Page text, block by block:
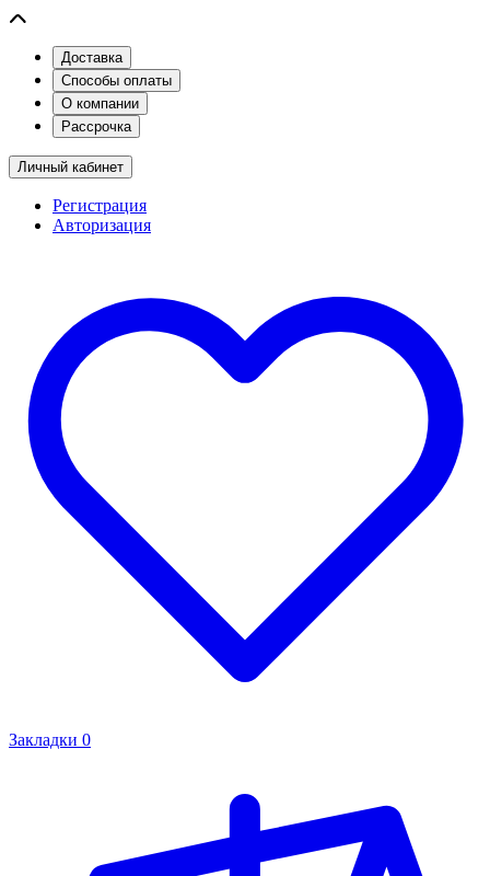
Доставка
Способы оплаты
О компании
Рассрочка
Личный кабинет
Регистрация
Авторизация
Закладки 0